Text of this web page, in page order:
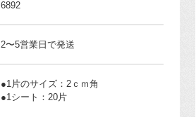
6892
2〜5営業日で発送
●1片のサイズ：2ｃｍ角
●1シート：20片